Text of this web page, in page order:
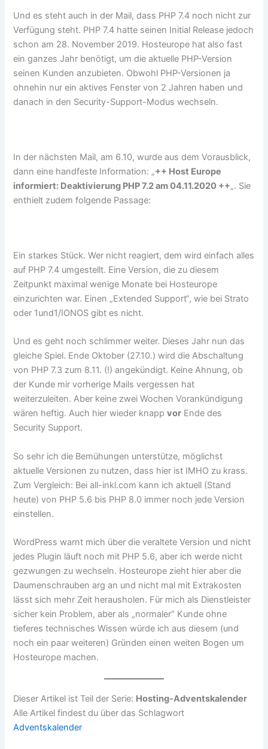
Und es steht auch in der Mail, dass PHP 7.4 noch nicht zur
Verfügung steht. PHP 7.4 hatte seinen Initial Release jedoch
schon am 28. November 2019. Hosteurope hat also fast
ein ganzes Jahr benötigt, um die aktuelle PHP-Version
seinen Kunden anzubieten. Obwohl PHP-Versionen ja
ohnehin nur ein aktives Fenster von 2 Jahren haben und
danach in den Security-Support-Modus wechseln.
In der nächsten Mail, am 6.10, wurde aus dem Vorausblick,
dann eine handfeste Information: „++ Host Europe
informiert: Deaktivierung PHP 7.2 am 04.11.2020 ++„. Sie
enthielt zudem folgende Passage:
Ein starkes Stück. Wer nicht reagiert, dem wird einfach alles
auf PHP 7.4 umgestellt. Eine Version, die zu diesem
Zeitpunkt maximal wenige Monate bei Hosteurope
einzurichten war. Einen „Extended Support“, wie bei Strato
oder 1und1/IONOS gibt es nicht.
Und es geht noch schlimmer weiter. Dieses Jahr nun das
gleiche Spiel. Ende Oktober (27.10.) wird die Abschaltung
von PHP 7.3 zum 8.11. (!) angekündigt. Keine Ahnung, ob
der Kunde mir vorherige Mails vergessen hat
weiterzuleiten. Aber keine zwei Wochen Vorankündigung
wären heftig. Auch hier wieder knappvor Ende des
Security Support.
So sehr ich die Bemühungen unterstütze, möglichst
aktuelle Versionen zu nutzen, dass hier ist IMHO zu krass.
Zum Vergleich: Bei all-inkl.com kann ich aktuell (Stand
heute) von PHP 5.6 bis PHP 8.0 immer noch jede Version
einstellen.
WordPress warnt mich über die veraltete Version und nicht
jedes Plugin läuft noch mit PHP 5.6, aber ich werde nicht
gezwungen zu wechseln. Hosteurope zieht hier aber die
Daumenschrauben arg an und nicht mal mit Extrakosten
lässt sich mehr Zeit herausholen. Für mich als Dienstleister
sicher kein Problem, aber als „normaler“ Kunde ohne
tieferes technisches Wissen würde ich aus diesem (und
noch ein paar weiteren) Gründen einen weiten Bogen um
Hosteurope machen.
Dieser Artikel ist Teil der Serie: Hosting-Adventskalender
Alle Artikel findest du über das Schlagwort
Adventskalender